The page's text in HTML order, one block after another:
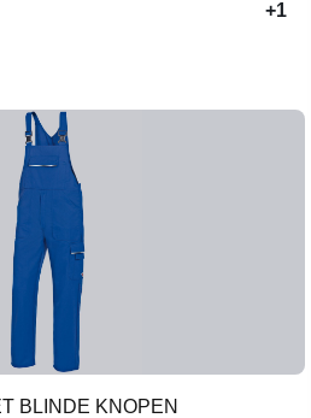
+1
BLINDE KNOPEN